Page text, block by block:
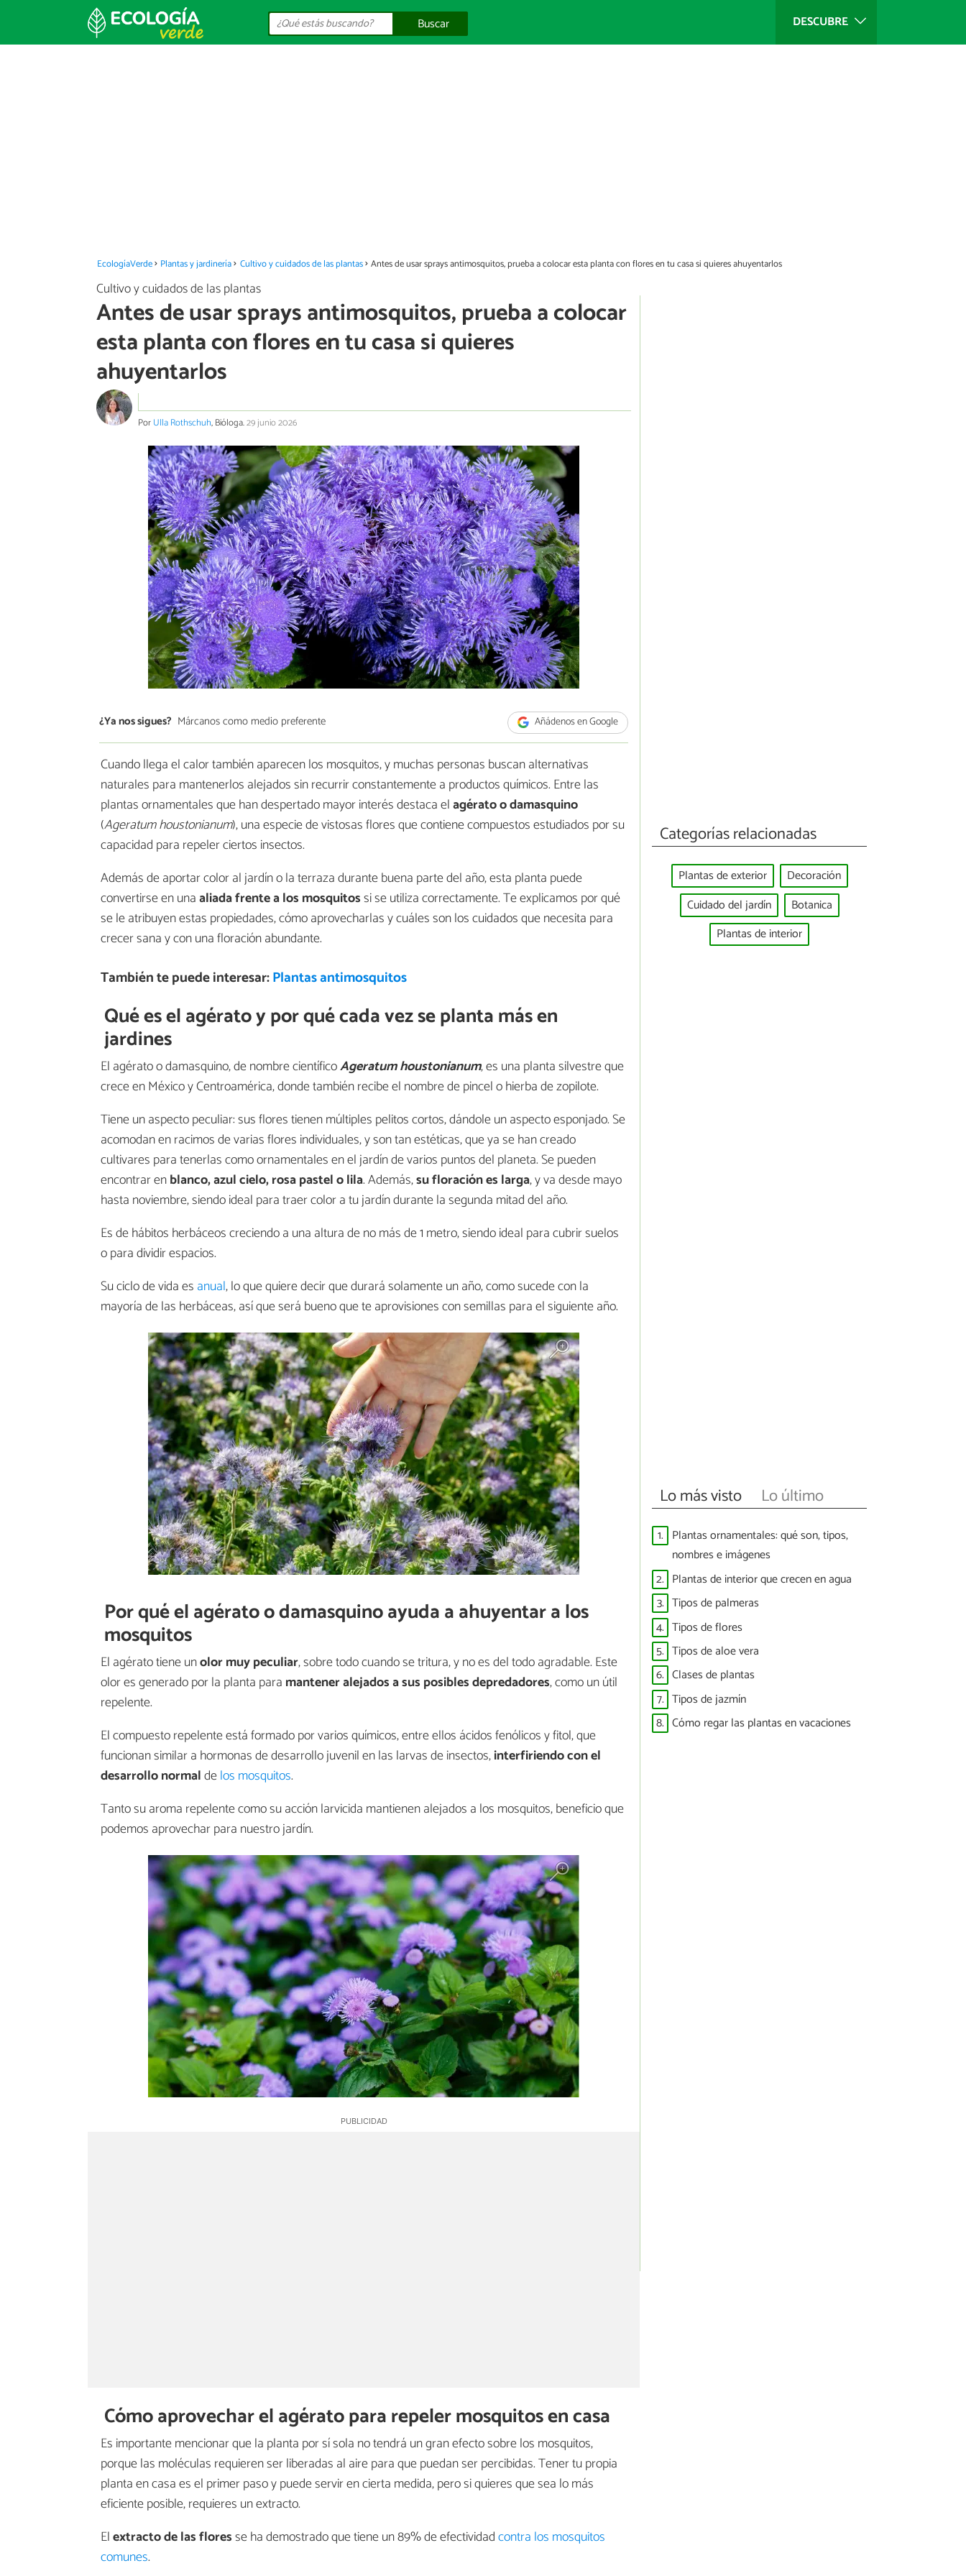
DESCUBRE
Buscar
EcologíaVerde Plantas y jardinería Cultivo y cuidados de las plantas Antes de usar sprays antimosquitos, prueba a colocar esta planta con flores en tu casa si quieres ahuyentarlos
Cultivo y cuidados de las plantas
Antes de usar sprays antimosquitos, prueba a colocar
esta planta con flores en tu casa si quieres
ahuyentarlos
PorUlla Rothschuh, Bióloga.29 junio 2026
¿Ya nos sigues? Márcanos como medio preferente Añádenos en Google
Cuando llega el calor también aparecen los mosquitos, y muchas personas buscan alternativas
naturales para mantenerlos alejados sin recurrir constantemente a productos químicos. Entre las
plantas ornamentales que han despertado mayor interés destaca elagérato o damasquino
(Ageratum houstonianum), una especie de vistosas flores que contiene compuestos estudiados por su
capacidad para repeler ciertos insectos.
Además de aportar color al jardín o la terraza durante buena parte del año, esta planta puede
convertirse en unaaliada frente a los mosquitossi se utiliza correctamente. Te explicamos por qué
se le atribuyen estas propiedades, cómo aprovecharlas y cuáles son los cuidados que necesita para
crecer sana y con una floración abundante.
También te puede interesar:Plantas antimosquitos
Qué es el agérato y por qué cada vez se planta más en
jardines
El agérato o damasquino, de nombre científicoAgeratum houstonianum, es una planta silvestre que
crece en México y Centroamérica, donde también recibe el nombre de pincel o hierba de zopilote.
Tiene un aspecto peculiar: sus flores tienen múltiples pelitos cortos, dándole un aspecto esponjado. Se
acomodan en racimos de varias flores individuales, y son tan estéticas, que ya se han creado
cultivares para tenerlas como ornamentales en el jardín de varios puntos del planeta. Se pueden
encontrar enblanco, azul cielo, rosa pastel o lila. Además,su floración es larga, y va desde mayo
hasta noviembre, siendo ideal para traer color a tu jardín durante la segunda mitad del año.
Es de hábitos herbáceos creciendo a una altura de no más de 1 metro, siendo ideal para cubrir suelos
o para dividir espacios.
Su ciclo de vida es anual, lo que quiere decir que durará solamente un año, como sucede con la
mayoría de las herbáceas, así que será bueno que te aprovisiones con semillas para el siguiente año.
Por qué el agérato o damasquino ayuda a ahuyentar a los
mosquitos
El agérato tiene unolor muy peculiar, sobre todo cuando se tritura, y no es del todo agradable. Este
olor es generado por la planta para mantener alejados a sus posibles depredadores, como un útil
repelente.
El compuesto repelente está formado por varios químicos, entre ellos ácidos fenólicos y fitol, que
funcionan similar a hormonas de desarrollo juvenil en las larvas de insectos,interfiriendo con el
desarrollo normaldelos mosquitos.
Tanto su aroma repelente como su acción larvicida mantienen alejados a los mosquitos, beneficio que
podemos aprovechar para nuestro jardín.
Cómo aprovechar el agérato para repeler mosquitos en casa
Es importante mencionar que la planta por sí sola no tendrá un gran efecto sobre los mosquitos,
porque las moléculas requieren ser liberadas al aire para que puedan ser percibidas. Tener tu propia
planta en casa es el primer paso y puede servir en cierta medida, pero si quieres que sea lo más
eficiente posible, requieres un extracto.
Elextracto de las floresse ha demostrado que tiene un 89% de efectividadcontra los mosquitos
comunes.
Categorías relacionadas
Plantas de exterior
Decoración
Cuidado del jardín
Botanica
Plantas de interior
Lo más visto Lo último
1. Plantas ornamentales: qué son, tipos,
nombres e imágenes
2. Plantas de interior que crecen en agua
3. Tipos de palmeras
4. Tipos de flores
5. Tipos de aloe vera
6. Clases de plantas
7. Tipos de jazmín
8. Cómo regar las plantas en vacaciones